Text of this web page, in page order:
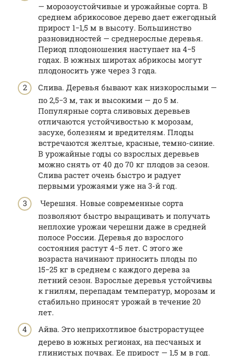
— морозоустойчивые и урожайные сорта. В
среднем абрикосовое дерево дает ежегодный
прирост 1−1,5 м в высоту. Большинство
разновидностей — среднерослые деревья.
Период плодоношения наступает на 4−5
годах. В южных широтах абрикосы могут
плодоносить уже через 3 года.
Слива. Деревья бывают как низкорослыми —
по 2,5−3 м, так и высокими — до 5 м.
Популярные сорта сливовых деревьев
отличаются устойчивостью к морозам,
засухе, болезням и вредителям. Плоды
встречаются желтые, красные, темно-синие.
В урожайные годы со взрослых деревьев
можно снять от 40 до 70 кг плодов за сезон.
Слива растет очень быстро и радует
первыми урожаями уже на 3-й год.
Черешня. Новые современные сорта
позволяют быстро выращивать и получать
неплохие урожаи черешни даже в средней
полосе России. Деревья до взрослого
состояния растут 4−5 лет. С этого же
возраста начинают приносить плоды по
15−25 кг в среднем с каждого дерева за
летний сезон. Взрослые деревья устойчивы
к гнилям, перепадам температур, морозам и
стабильно приносят урожай в течение 20
лет.
Айва. Это неприхотливое быстрорастущее
дерево в южных регионах, на песчаных и
глинистых почвах. Ее прирост — 1,5 м в год.